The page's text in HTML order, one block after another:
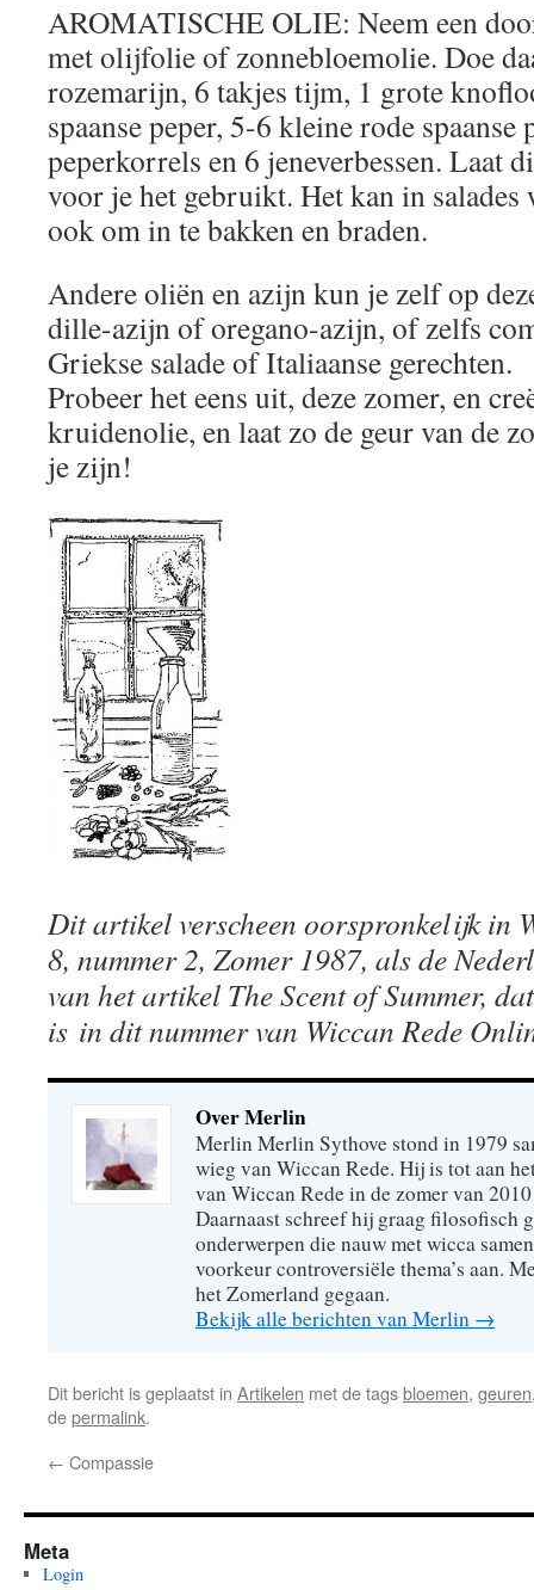
AROMATISCHE OLIE: Neem een
met olijfolie of zonnebloemolie. Doe
rozemarijn, 6 takjes tijm, 1 grote
spaanse peper, 5-6 kleine rode spaanse
peperkorrels en 6 jeneverbessen. Laat
voor je het gebruikt. Het kan in
ook om in te bakken en braden.
Andere oliën en azijn kun je zelf op
dille-azijn of oregano-azijn, of zelfs
Griekse salade of Italiaanse gerechten.
Probeer het eens uit, deze zomer, en
kruidenolie, en laat zo de geur van de
je zijn!
Dit artikel verscheen oorspronkelijk in
8, nummer 2, Zomer 1987, als de
van het artikel The Scent of Summer,
is in dit nummer van Wiccan Rede
Over Merlin
Merlin Merlin Sythove stond in 1979
wieg van Wiccan Rede. Hij is tot aan
van Wiccan Rede in de zomer van
Daarnaast schreef hij graag filosofisch
onderwerpen die nauw met wicca
voorkeur controversiële thema’s aan.
het Zomerland gegaan.
Bekijk alle berichten van Merlin →
Dit bericht is geplaatst in Artikelen met de tagsbloemen, geuren
depermalink.
← Compassie
Meta
Login